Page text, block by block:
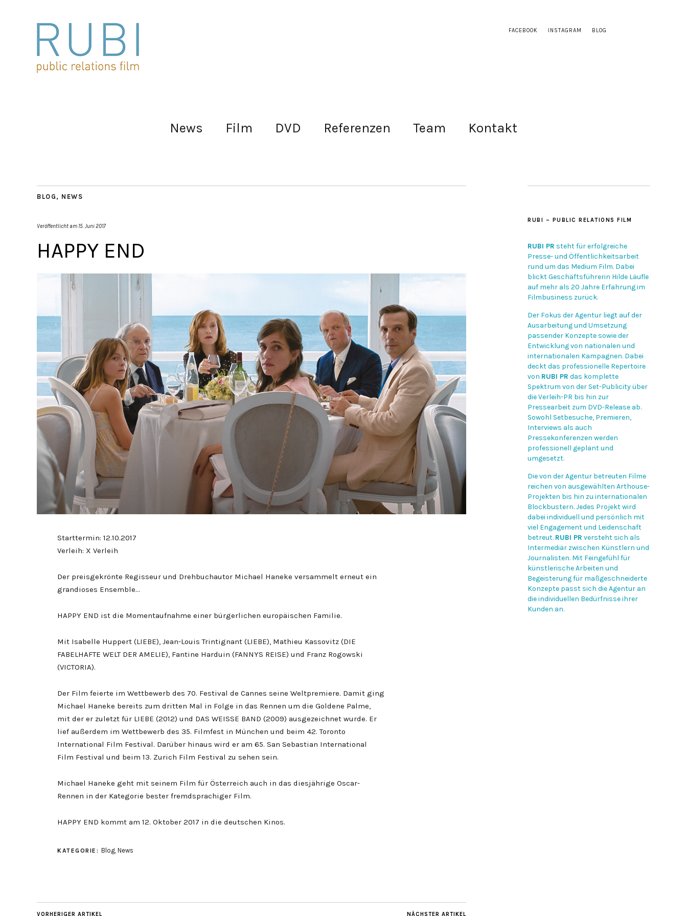
FACEBOOK INSTAGRAM BLOG
News Film DVD Referenzen Team Kontakt
BLOG , NEWS
Veröffentlicht am 15. Juni 2017
HAPPY END
Starttermin: 12.10.2017
Verleih: X Verleih
Der preisgekrönte Regisseur und Drehbuchautor Michael Haneke versammelt erneut ein
grandioses Ensemble…
HAPPY END ist die Momentaufnahme einer bürgerlichen europäischen Familie.
Mit Isabelle Huppert (LIEBE), Jean-Louis Trintignant (LIEBE), Mathieu Kassovitz (DIE
FABELHAFTE WELT DER AMELIE), Fantine Harduin (FANNYS REISE) und Franz Rogowski
(VICTORIA).
Der Film feierte im Wettbewerb des 70. Festival de Cannes seine Weltpremiere. Damit ging
Michael Haneke bereits zum dritten Mal in Folge in das Rennen um die Goldene Palme,
mit der er zuletzt für LIEBE (2012) und DAS WEISSE BAND (2009) ausgezeichnet wurde. Er
lief außerdem im Wettbewerb des 35. Filmfest in München und beim 42. Toronto
International Film Festival. Darüber hinaus wird er am 65. San Sebastian International
Film Festival und beim 13. Zurich Film Festival zu sehen sein.
Michael Haneke geht mit seinem Film für Österreich auch in das diesjährige Oscar-
Rennen in der Kategorie bester fremdsprachiger Film.
HAPPY END kommt am 12. Oktober 2017 in die deutschen Kinos.
KATEGORIE: Blog, News
VORHERIGER ARTIKEL NÄCHSTER ARTIKEL
RUBI – PUBLIC RELATIONS FILM
RUBI PR steht für erfolgreiche
Presse- und Öffentlichkeitsarbeit
rund um das Medium Film. Dabei
blickt Geschäftsführerin Hilde Läufle
auf mehr als 20 Jahre Erfahrung im
Filmbusiness zurück.
Der Fokus der Agentur liegt auf der
Ausarbeitung und Umsetzung
passender Konzepte sowie der
Entwicklung von nationalen und
internationalen Kampagnen. Dabei
deckt das professionelle Repertoire
von RUBI PR das komplette
Spektrum von der Set-Publicity über
die Verleih-PR bis hin zur
Pressearbeit zum DVD-Release ab.
Sowohl Setbesuche, Premieren,
Interviews als auch
Pressekonferenzen werden
professionell geplant und
umgesetzt.
Die von der Agentur betreuten Filme
reichen von ausgewählten Arthouse-
Projekten bis hin zu internationalen
Blockbustern. Jedes Projekt wird
dabei individuell und persönlich mit
viel Engagement und Leidenschaft
betreut. RUBI PR versteht sich als
Intermediär zwischen Künstlern und
Journalisten. Mit Feingefühl für
künstlerische Arbeiten und
Begeisterung für maßgeschneiderte
Konzepte passt sich die Agentur an
die individuellen Bedürfnisse ihrer
Kunden an.